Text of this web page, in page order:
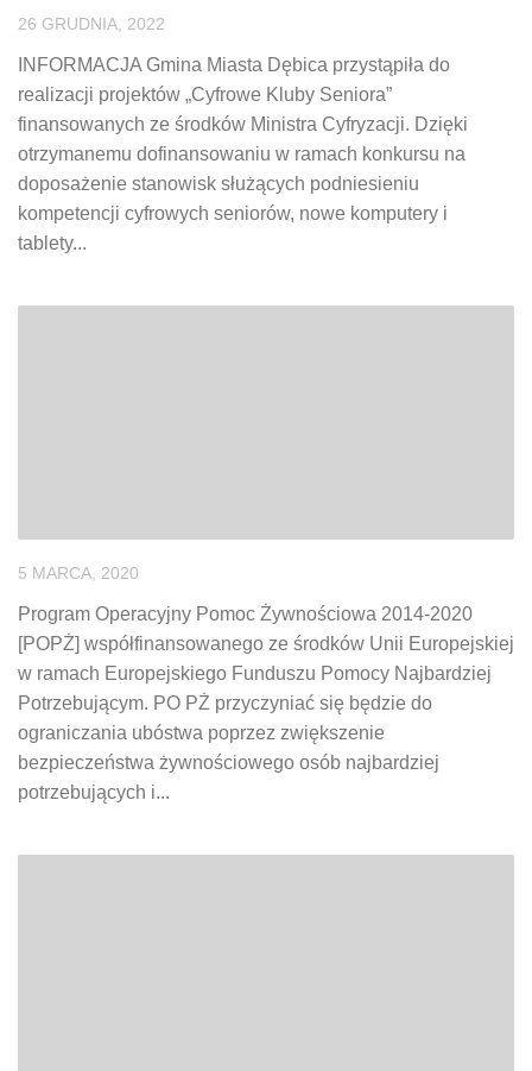
26 GRUDNIA, 2022
INFORMACJA Gmina Miasta Dębica przystąpiła do
realizacji projektów „Cyfrowe Kluby Seniora”
finansowanych ze środków Ministra Cyfryzacji. Dzięki
otrzymanemu dofinansowaniu w ramach konkursu na
doposażenie stanowisk służących podniesieniu
kompetencji cyfrowych seniorów, nowe komputery i
tablety...
5 MARCA, 2020
Program Operacyjny Pomoc Żywnościowa 2014-2020
[POPŻ] współfinansowanego ze środków Unii Europejskiej
w ramach Europejskiego Funduszu Pomocy Najbardziej
Potrzebującym. PO PŻ przyczyniać się będzie do
ograniczania ubóstwa poprzez zwiększenie
bezpieczeństwa żywnościowego osób najbardziej
potrzebujących i...